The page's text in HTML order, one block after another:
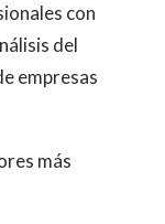
con
del
empresas
más